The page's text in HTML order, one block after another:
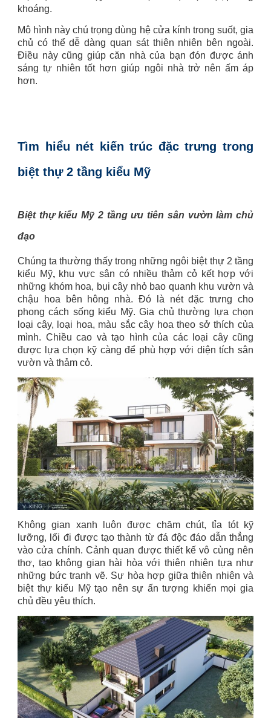
khoáng.
Mô hình này chú trọng dùng hệ cửa kính trong suốt, gia
chủ có thể dễ dàng quan sát thiên nhiên bên ngoài.
Điều này cũng giúp căn nhà của bạn đón được ánh
sáng tự nhiên tốt hơn giúp ngôi nhà trở nên ấm áp
hơn.
Tìm hiểu nét kiến trúc đặc trưng trong
biệt thự 2 tầng kiểu Mỹ
Biệt thự kiểu Mỹ 2 tầng ưu tiên sân vườn làm chủ
đạo
Chúng ta thường thấy trong những ngôi biệt thự 2 tầng
kiểu Mỹ, khu vực sân có nhiều thảm cỏ kết hợp với
những khóm hoa, bụi cây nhỏ bao quanh khu vườn và
chậu hoa bên hông nhà. Đó là nét đặc trưng cho
phong cách sống kiểu Mỹ. Gia chủ thường lựa chọn
loại cây, loại hoa, màu sắc cây hoa theo sở thích của
mình. Chiều cao và tạo hình của các loại cây cũng
được lựa chọn kỹ càng để phù hợp với diện tích sân
vườn và thảm cỏ.
Không gian xanh luôn được chăm chút, tỉa tót kỹ
lưỡng, lối đi được tạo thành từ đá độc đáo dẫn thẳng
vào cửa chính. Cảnh quan được thiết kế vô cùng nên
thơ, tạo không gian hài hòa với thiên nhiên tựa như
những bức tranh vẽ. Sự hòa hợp giữa thiên nhiên và
biệt thự kiểu Mỹ tạo nên sự ấn tượng khiến mọi gia
chủ đều yêu thích.